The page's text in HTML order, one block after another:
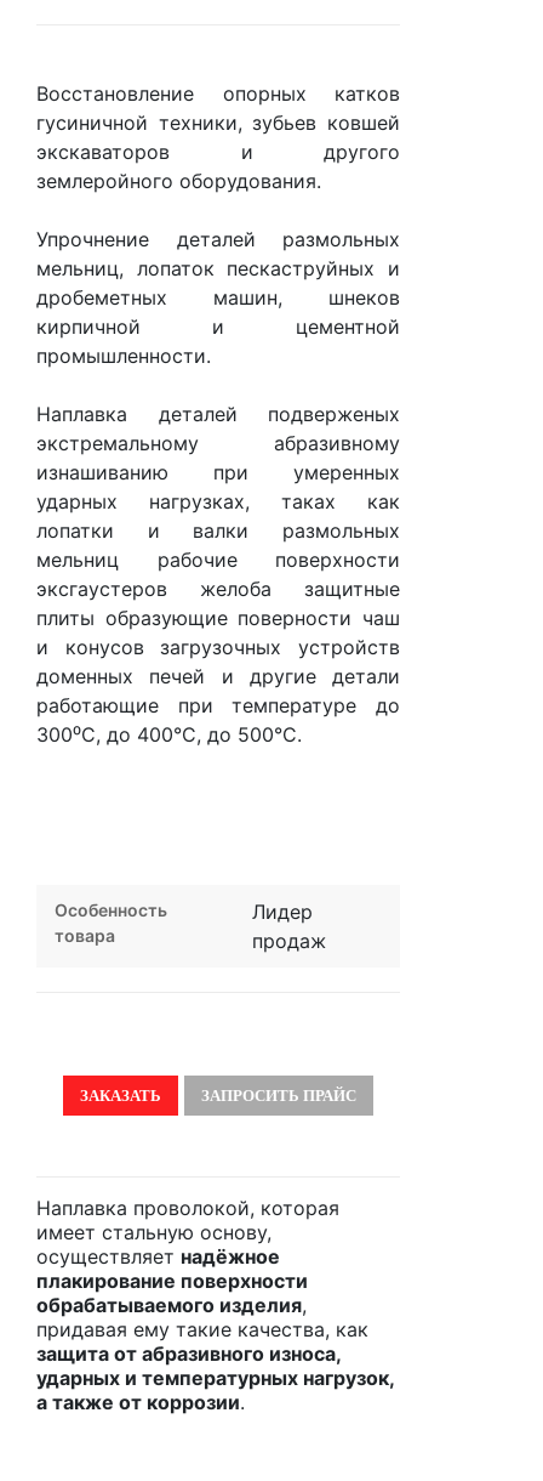
Восстановление опорных катков
гусиничной техники, зубьев ковшей
экскаваторов и другого
землеройного оборудования.
Упрочнение деталей размольных
мельниц, лопаток пескаструйных и
дробеметных машин, шнеков
кирпичной и цементной
промышленности.
Наплавка деталей подверженых
экстремальному абразивному
изнашиванию при умеренных
ударных нагрузках, таках как
лопатки и валки размольных
мельниц рабочие поверхности
эксгаустеров желоба защитные
плиты образующие поверности чаш
и конусов загрузочных устройств
доменных печей и другие детали
работающие при температуре до
300⁰С, до 400°С, до 500°С.
Особенность
товара
Лидер
продаж
ЗАКАЗАТЬ ЗАПРОСИТЬ ПРАЙС
Наплавка проволокой, которая
имеет стальную основу,
осуществляет надёжное
плакирование поверхности
обрабатываемого изделия,
придавая ему такие качества, как
защита от абразивного износа,
ударных и температурных нагрузок,
а также от коррозии.